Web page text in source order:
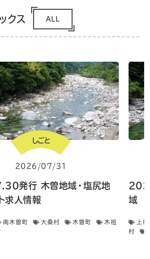
クス ALL
しごと
2026/07/31
発行 木曽地域・塩尻地
求人情報
南木曽町 大桑村 木曽町
木祖
域
上
村